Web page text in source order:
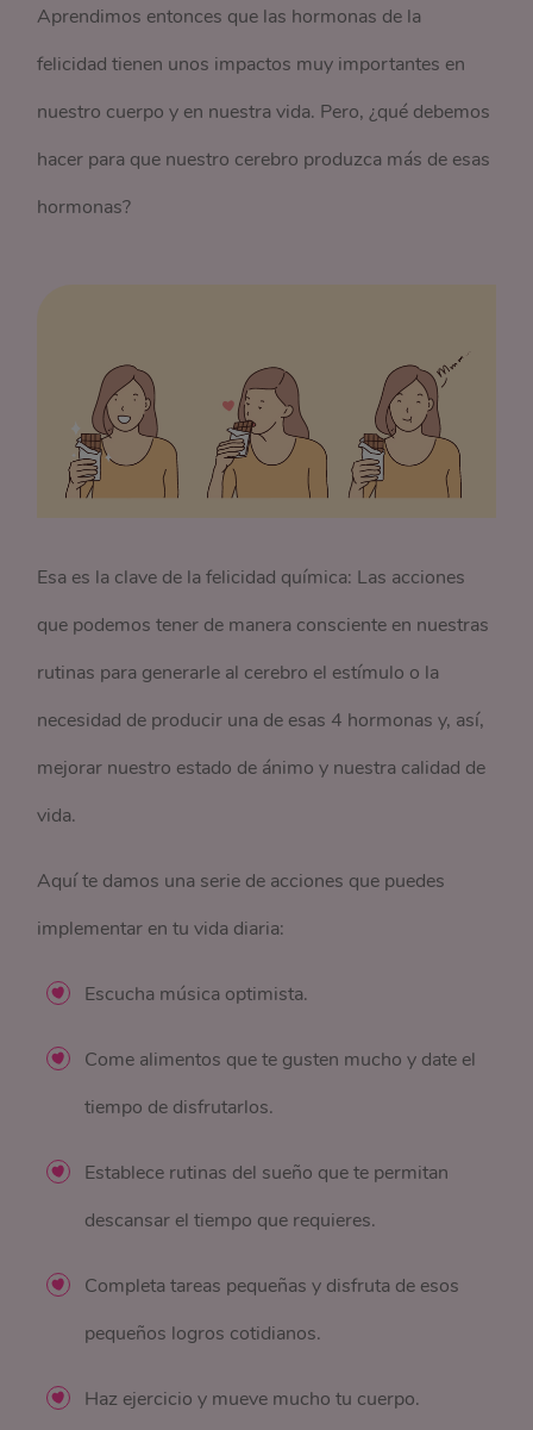
Aprendimos entonces que las hormonas de la
felicidad tienen unos impactos muy importantes en
nuestro cuerpo y en nuestra vida. Pero, ¿qué debemos
hacer para que nuestro cerebro produzca más de esas
hormonas?
Esa es la clave de la felicidad química: Las acciones
que podemos tener de manera consciente en nuestras
rutinas para generarle al cerebro el estímulo o la
necesidad de producir una de esas 4 hormonas y, así,
mejorar nuestro estado de ánimo y nuestra calidad de
vida.
Aquí te damos una serie de acciones que puedes
implementar en tu vida diaria:
Escucha música optimista.
Come alimentos que te gusten mucho y date el
tiempo de disfrutarlos.
Establece rutinas del sueño que te permitan
descansar el tiempo que requieres.
Completa tareas pequeñas y disfruta de esos
pequeños logros cotidianos.
Haz ejercicio y mueve mucho tu cuerpo.